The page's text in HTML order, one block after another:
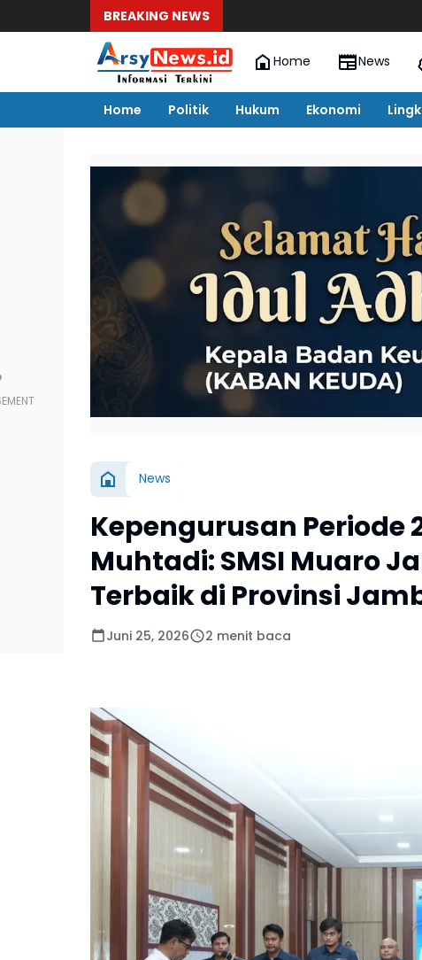
BREAKING NEWS
Home News
Home Politik Hukum Ekonomi
News
Kepengurusan Periode
Muhtadi: SMSI Muaro
Terbaik di Provinsi
Juni 25, 2026 2 menit baca